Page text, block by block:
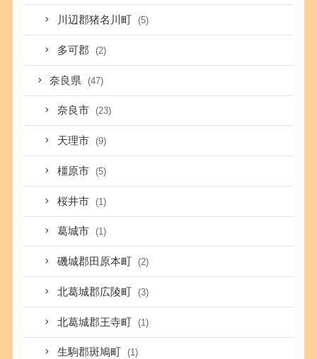
川辺郡猪名川町 (5)
多可郡 (2)
奈良県 (47)
奈良市 (23)
天理市 (9)
橿原市 (5)
桜井市 (1)
葛城市 (1)
磯城郡田原本町 (2)
北葛城郡広陵町 (3)
北葛城郡王寺町 (1)
生駒郡斑鳩町 (1)